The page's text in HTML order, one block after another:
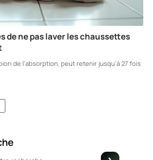
de ne pas laver les chaussettes
de l'absorption, peut retenir jusqu'à 27 fois